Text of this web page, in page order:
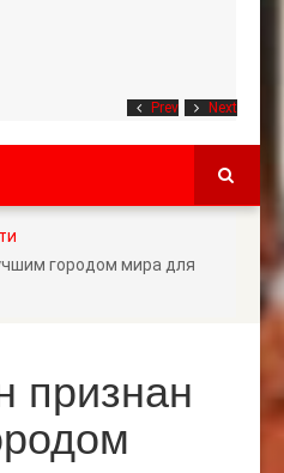
Prev Next
городом мира для
признан